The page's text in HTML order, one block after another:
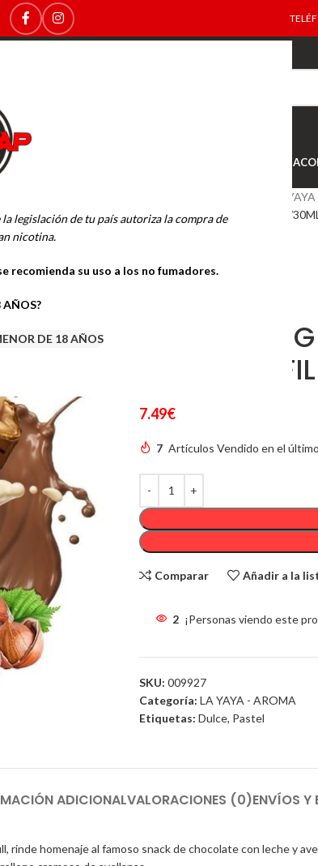
legislación de tu país autoriza la compra de
nicotina.
recomienda su uso a los no fumadores.
AÑOS?
DE 18 AÑOS
TIENDA
LA
AROMA KING BUENO 10ML./
AROMA
MINI
7.49€
7 Artículos Vendido en el
Comparar Añadir a la
2 ¡Personas viendo este
SKU: 009927
Categoría: LA YAYA - AROMA
Etiquetas: Dulce, Pastel
ADICIONALVALORACIONES (0)ENVÍOS Y
homenaje al famoso snack de chocolate con leche y